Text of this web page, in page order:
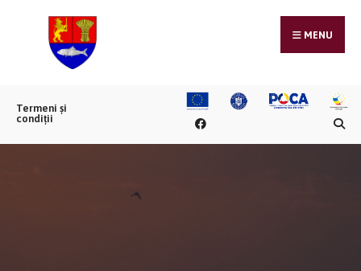
MENU
Termeni și
condiții